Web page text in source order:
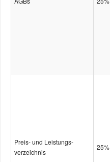
Preis- und Leistungs­
verzeichnis
25%